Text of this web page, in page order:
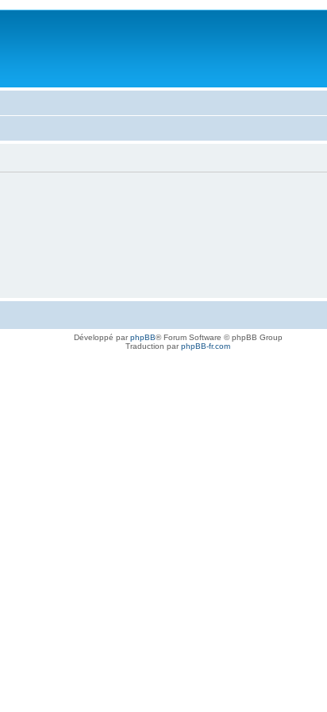
Développé parphpBB® Forum Software © phpBB Group
Traduction parphpBB-fr.com